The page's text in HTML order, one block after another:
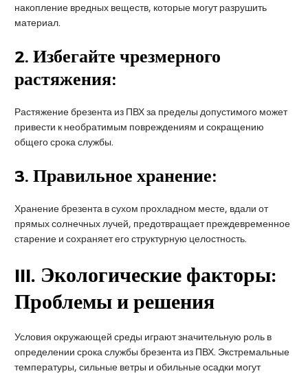
накопление вредных веществ, которые могут разрушить
материал.
2.Избегайте чрезмерного
растяжения:
Растяжение брезента из ПВХ за пределы допустимого может
привести к необратимым повреждениям и сокращению
общего срока службы.
3.Правильное хранение:
Хранение брезента в сухом прохладном месте, вдали от
прямых солнечных лучей, предотвращает преждевременное
старение и сохраняет его структурную целостность.
III. Экологические факторы:
Проблемы и решения
Условия окружающей среды играют значительную роль в
определении срока службы брезента из ПВХ. Экстремальные
температуры, сильные ветры и обильные осадки могут